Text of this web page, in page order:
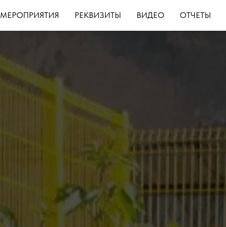
МЕРОПРИЯТИЯ РЕКВИЗИТЫ ВИДЕО ОТЧЕТЫ